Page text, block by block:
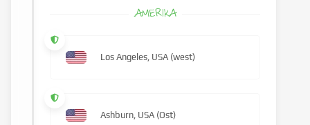
AMERIKA
Los Angeles, USA (west)
Ashburn, USA (Ost)